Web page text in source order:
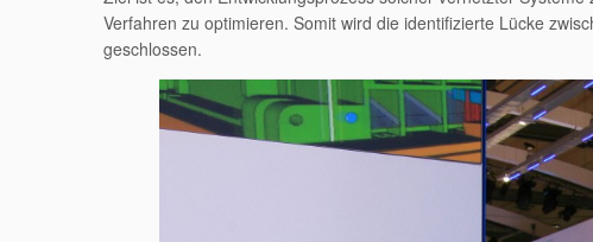
Verfahren zu optimieren. Somit wird die identifizierte Lücke
geschlossen.